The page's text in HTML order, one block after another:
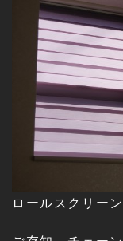
ロールスクリーン